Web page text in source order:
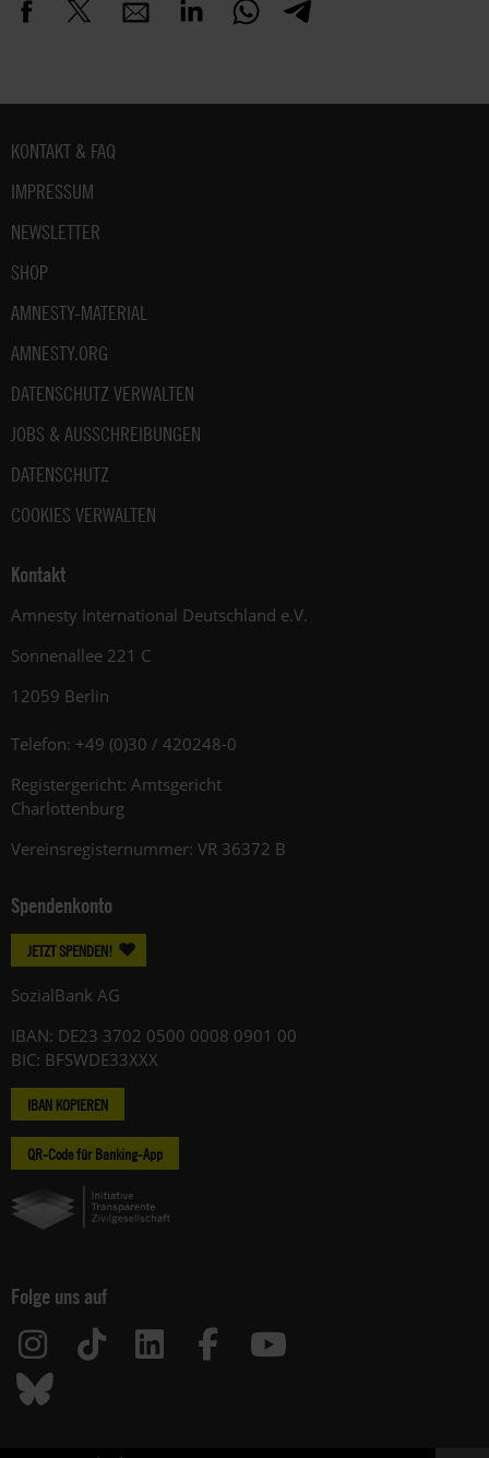
Fußbereich
KONTAKT & FAQ
IMPRESSUM
NEWSLETTER
SHOP
AMNESTY-MATERIAL
AMNESTY.ORG
DATENSCHUTZ VERWALTEN
JOBS & AUSSCHREIBUNGEN
DATENSCHUTZ
COOKIES VERWALTEN
Kontakt
Amnesty International Deutschland e.V.
Sonnenallee 221 C
12059 Berlin
Telefon: +49 (0)30 / 420248-0
Registergericht: Amtsgericht
Charlottenburg
Vereinsregisternummer: VR 36372 B
Spendenkonto
JETZT SPENDEN!
SozialBank AG
IBAN: DE23 3702 0500 0008 0901 00
BIC: BFSWDE33XXX
IBAN KOPIEREN
QR-Code für Banking-App
Folge uns auf